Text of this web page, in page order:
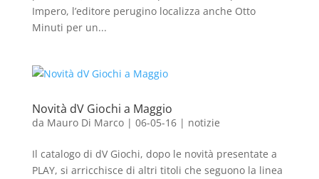
Impero, l’editore perugino localizza anche Otto
Minuti per un...
Novità dV Giochi a Maggio
da Mauro Di Marco| 06-05-16| notizie
Il catalogo di dV Giochi, dopo le novità presentate a
PLAY, si arricchisce di altri titoli che seguono la linea